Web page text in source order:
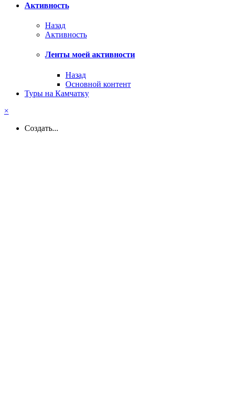
Активность
Назад
Активность
Ленты моей активности
Назад
Основной контент
Туры на Камчатку
×
Создать...